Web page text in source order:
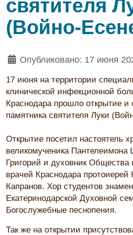
святителя
(Войно-
Опубликовано: 17 июня
17 июня на территории
клинической инфекционной
Краснодара прошло открытие и
памятника святителя Луки
Открытие посетил настоятель
великомученика
Григорий и духовник Общества
врачей Краснодара протоиерей
Капранов. Хор студентов
Екатеринодарской Духовной
Богослужебные песнопения.
Так же на открытии